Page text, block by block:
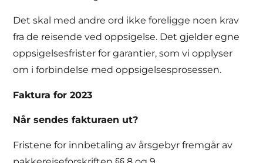
Det skal med andre ord ikke foreligge noen krav
fra de reisende ved oppsigelse. Det gjelder egne
oppsigelsesfrister for garantier, som vi opplyser
om i forbindelse med oppsigelsesprosessen.
Faktura for 2023
Når sendes fakturaen ut?
Fristene for innbetaling av årsgebyr fremgår av